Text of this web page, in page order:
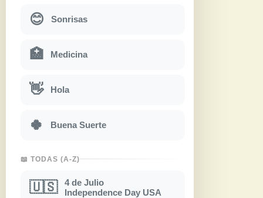
😊 Sonrisas
🏥 Medicina
👋 Hola
🍀 Buena Suerte
📖 TODAS (A-Z)
🇺🇸
4 de Julio
Independence Day USA